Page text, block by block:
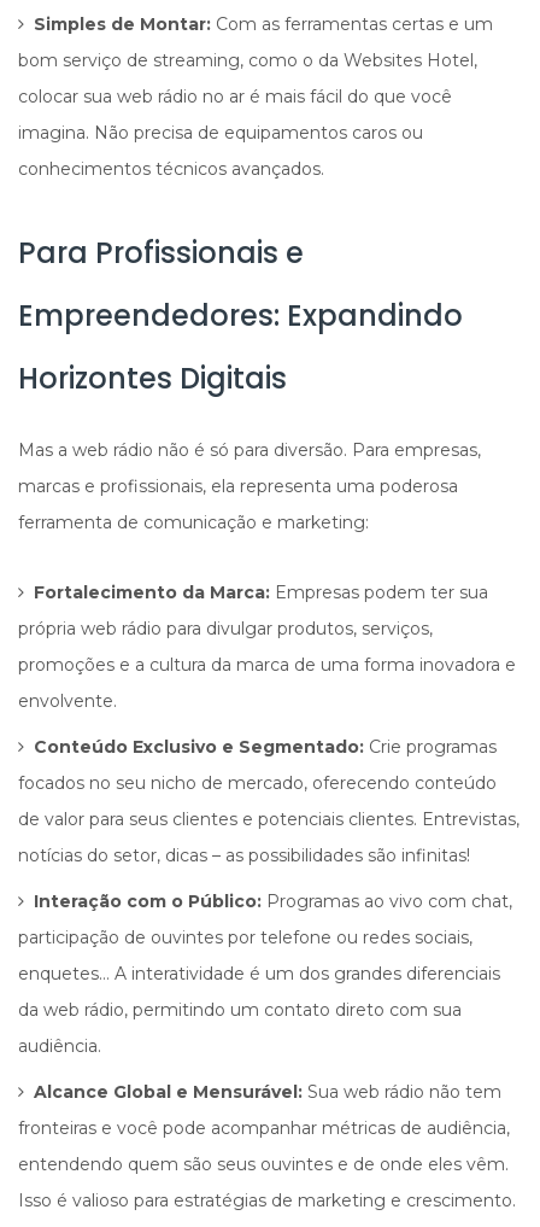
Simples de Montar: Com as ferramentas certas e um
bom serviço de streaming, como o da Websites Hotel,
colocar sua web rádio no ar é mais fácil do que você
imagina. Não precisa de equipamentos caros ou
conhecimentos técnicos avançados.
Para Profissionais e
Empreendedores: Expandindo
Horizontes Digitais
Mas a web rádio não é só para diversão. Para empresas,
marcas e profissionais, ela representa uma poderosa
ferramenta de comunicação e marketing:
Fortalecimento da Marca: Empresas podem ter sua
própria web rádio para divulgar produtos, serviços,
promoções e a cultura da marca de uma forma inovadora e
envolvente.
Conteúdo Exclusivo e Segmentado: Crie programas
focados no seu nicho de mercado, oferecendo conteúdo
de valor para seus clientes e potenciais clientes. Entrevistas,
notícias do setor, dicas – as possibilidades são infinitas!
Interação com o Público: Programas ao vivo com chat,
participação de ouvintes por telefone ou redes sociais,
enquetes… A interatividade é um dos grandes diferenciais
da web rádio, permitindo um contato direto com sua
audiência.
Alcance Global e Mensurável: Sua web rádio não tem
fronteiras e você pode acompanhar métricas de audiência,
entendendo quem são seus ouvintes e de onde eles vêm.
Isso é valioso para estratégias de marketing e crescimento.